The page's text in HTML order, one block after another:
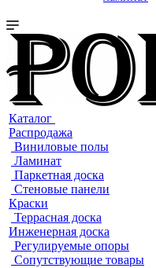
Каталог
Распродажа
Виниловые полы
Ламинат
Паркетная доска
Стеновые панели
Краски
Террасная доска
Инженерная доска
Регулируемые опоры
Сопутствующие товары